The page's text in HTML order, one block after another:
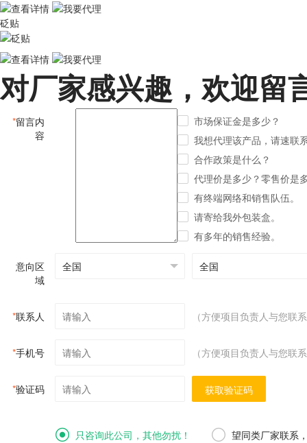
砭贴
对厂家感兴趣，欢迎留
*留言内
容
市场保证金是多少？
我想代理该产品，请速联
合作政策是什么？
代理价是多少？零售价是
有终端网络和销售队伍。
请寄给我外包装盒。
有多年的销售经验。
意向区
域
*联系人 （方便项目负责人与您联
*手机号 （方便项目负责人与您联
*验证码 获取验证码
只咨询此公司，其他勿扰！ 望同类厂家联系